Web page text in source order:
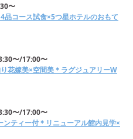
〜
品コース試食×5つ星ホテルのおもて
〜/17:00〜
花嫁美×空間美＊ラグジュアリーW
〜/17:00〜
ンティー付＊リニューアル館内見学×